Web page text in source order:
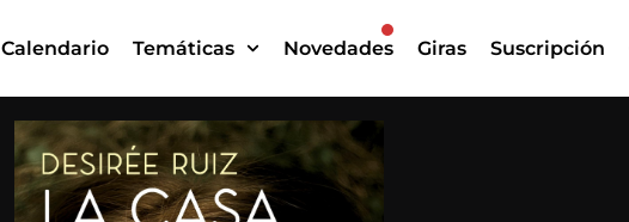
Calendario Temáticas Novedades Giras Suscripción